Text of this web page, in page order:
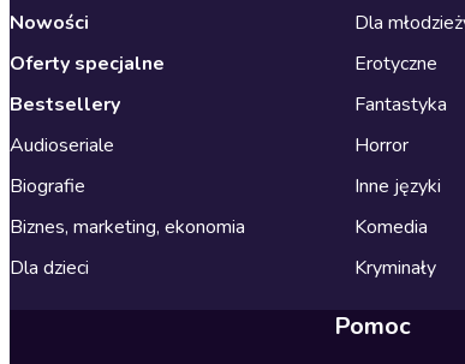
Nowości
Oferty specjalne
Bestsellery
Audioseriale
Biografie
Biznes, marketing, ekonomia
Dla dzieci
Dla
Erotyczne
Fantastyka
Horror
Inne języki
Komedia
Kryminały
Pomoc